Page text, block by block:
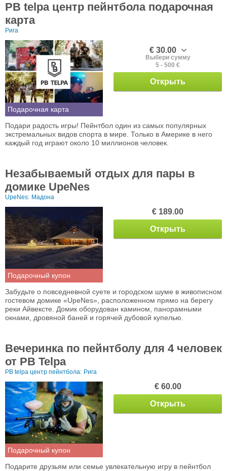
PB telpa центр пейнтбола подарочная
карта
Рига
Подарочная карта
€ 30.00
Выбери сумму
5 - 500 €
Открыть
Подари радость игры! Пейнтбол один из самых популярных
экстремальных видов спорта в мире. Только в Америке в него
каждый год играют около 10 миллионов человек.
Незабываемый отдых для пары в
домике UpeNes
UpeNes: Мадона
Подарочный купон
€ 189.00
Открыть
Забудьте о повседневной суете и городском шуме в живописном
гостевом домике «UpeNes», расположенном прямо на берегу
реки Айвексте. Домик оборудован камином, панорамными
окнами, дровяной баней и горячей дубовой купелью.
Вечеринка по пейнтболу для 4 человек
от PB Telpa
PB telpa центр пейнтбола: Рига
Подарочный купон
€ 60.00
Открыть
Подарите друзьям или семье увлекательную игру в пейнтбол